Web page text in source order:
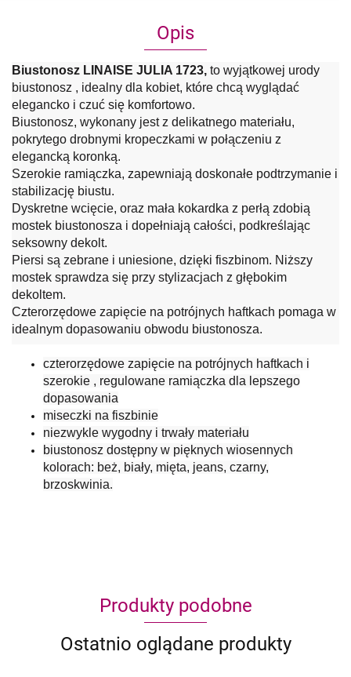
Opis
Biustonosz LINAISE JULIA 1723, to wyjątkowej urody
biustonosz , idealny dla kobiet, które chcą wyglądać
elegancko i czuć się komfortowo.
Biustonosz, wykonany jest z delikatnego materiału,
pokrytego drobnymi kropeczkami w połączeniu z
elegancką koronką.
Szerokie ramiączka, zapewniają doskonałe podtrzymanie i
stabilizację biustu.
Dyskretne wcięcie, oraz mała kokardka z perłą zdobią
mostek biustonosza i dopełniają całości, podkreślając
seksowny dekolt.
Piersi są zebrane i uniesione, dzięki fiszbinom. Niższy
mostek sprawdza się przy stylizacjach z głębokim
dekoltem.
Czterorzędowe zapięcie na potrójnych haftkach pomaga w
idealnym dopasowaniu obwodu biustonosza.
czterorzędowe zapięcie na potrójnych haftkach i
szerokie , regulowane ramiączka dla lepszego
dopasowania
miseczki na fiszbinie
niezwykle wygodny i trwały materiału
biustonosz dostępny w pięknych wiosennych
kolorach: beż, biały, mięta, jeans, czarny,
brzoskwinia.
Produkty podobne
Ostatnio oglądane produkty